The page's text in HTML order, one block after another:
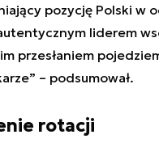
pozycję Polski w
liderem
przesłaniem
– podsumował.
rotacji